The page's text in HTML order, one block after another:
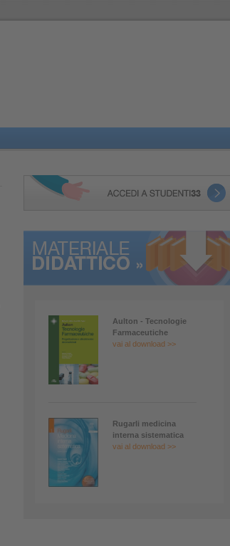
Aulton - Tecnologie
Farmaceutiche
vai al download >>
Rugarli medicina
interna sistematica
vai al download >>